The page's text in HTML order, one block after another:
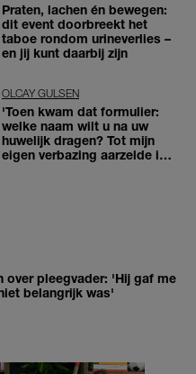
Praten, lachen én bewegen:
dit event doorbreekt het
taboe rondom urineverlies –
en jij kunt daarbij zijn
OLCAY GULSEN
'Toen kwam dat formulier:
welke naam wilt u na uw
huwelijk dragen? Tot mijn
eigen verbazing aarzelde ik
over pleegvader: 'Hij gaf me
belangrijk was'